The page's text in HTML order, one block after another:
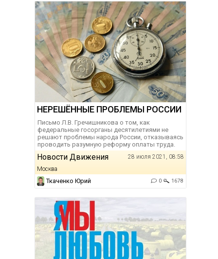
НЕРЕШЁННЫЕ ПРОБЛЕМЫ РОССИИ
Письмо Л.В. Гречишникова о том, как
федеральные госорганы десятилетиями не
решают проблемы народа России, отказываясь
проводить разумную реформу оплаты труда.
Новости Движения
28 июля 2021, 08:58
Москва
Ткаченко Юрий 0 1678